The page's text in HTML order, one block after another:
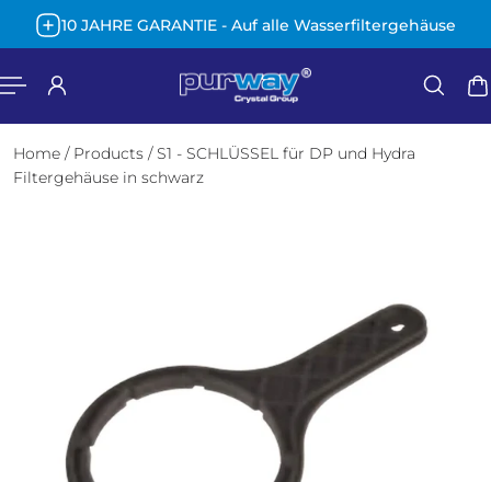
SPRINGEN
10 JAHRE GARANTIE - Auf alle Wasserfiltergehäuse
Home / Products / S1 - SCHLÜSSEL für DP und Hydra
Filtergehäuse in schwarz